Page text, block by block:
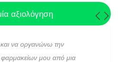
αξιολόγηση
να οργανώνω την
μου από μια